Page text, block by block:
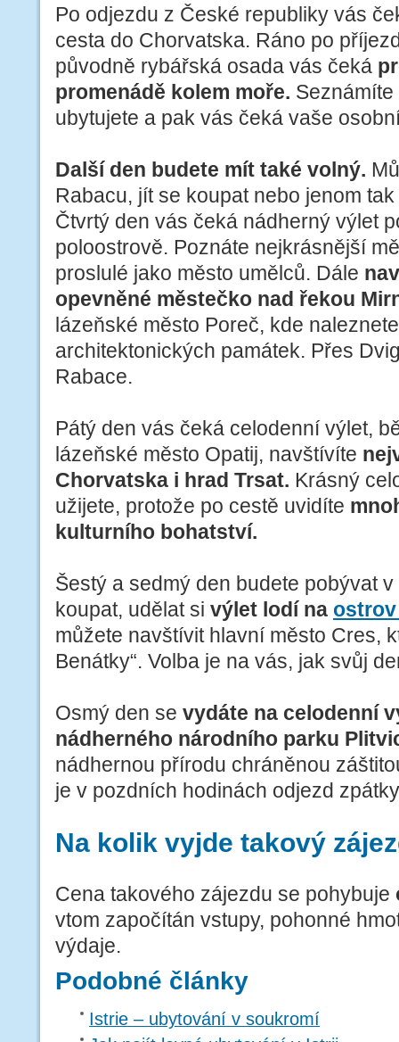
Po odjezdu z České republiky vás
cesta do Chorvatska. Ráno po
původně rybářská osada vás čeká
promenádě kolem moře.
ubytujete a pak vás čeká vaše
Další den budete mít také volný.
Rabacu, jít se koupat nebo jenom
Čtvrtý den vás čeká nádherný výlet
poloostrově. Poznáte nejkrásnější
proslulé jako město umělců. Dále
opevněné městečko nad řekou
lázeňské město Poreč, kde
architektonických památek. Přes
Rabace.
Pátý den vás čeká celodenní výlet,
lázeňské město Opatij, navštívíte
Chorvatska i hrad Trsat. Krásný
užijete, protože po cestě uvidíte
kulturního bohatství.
Šestý a sedmý den budete pobývat
koupat, udělat si výlet lodí na
můžete navštívit hlavní město Cres,
Benátky“. Volba je na vás, jak svůj
Osmý den se vydáte na celodenní
nádherného národního parku
nádhernou přírodu chráněnou
je v pozdních hodinách odjezd
Na kolik vyjde takový
Cena takového zájezdu se pohybuje
vtom započítán vstupy, pohonné
výdaje.
Podobné články
Istrie – ubytování v soukromí